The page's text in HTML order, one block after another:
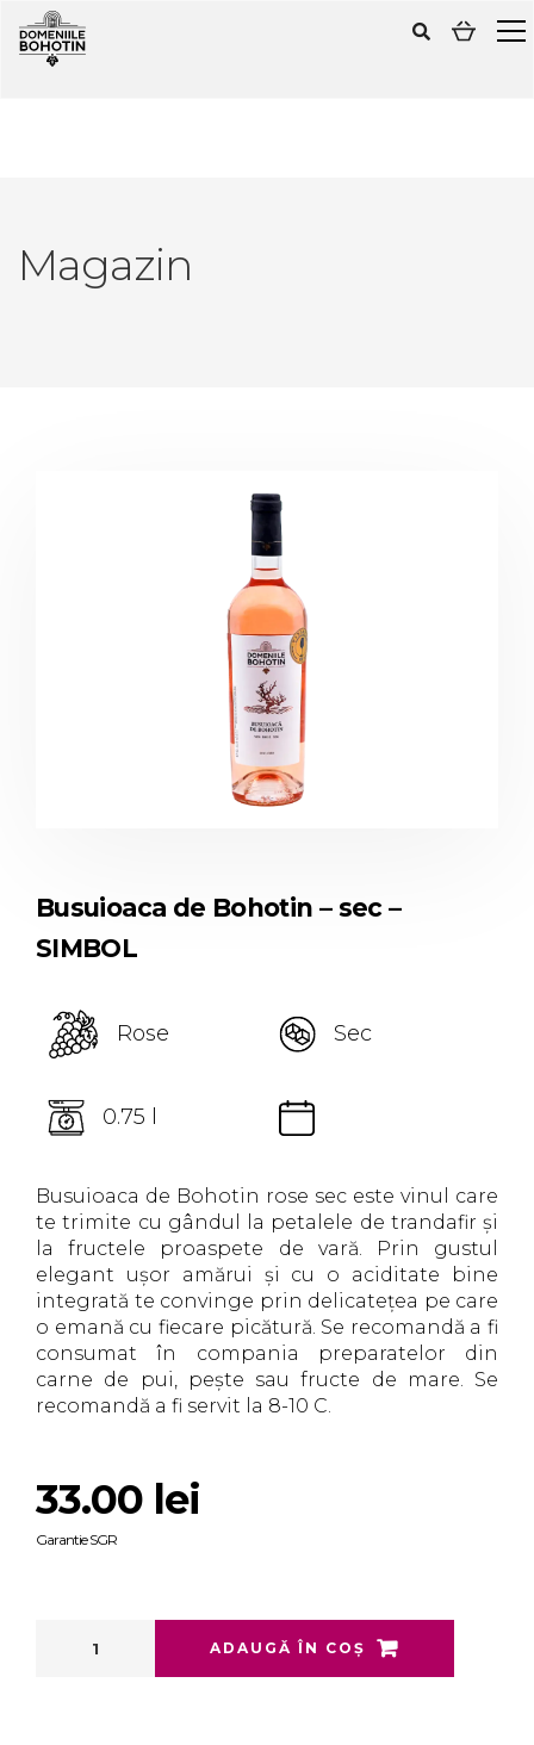
Magazin
Busuioaca de Bohotin – sec –
SIMBOL
Rose Sec
0.75 l
Busuioaca de Bohotin rose sec este vinul care
te trimite cu gândul la petalele de trandafir și
la fructele proaspete de vară. Prin gustul
elegant ușor amărui și cu o aciditate bine
integrată te convinge prin delicatețea pe care
o emană cu fiecare picătură. Se recomandă a fi
consumat în compania preparatelor din
carne de pui, pește sau fructe de mare. Se
recomandă a fi servit la 8-10 C.
33.00 lei
Garantie SGR
ADAUGĂ ÎN COȘ